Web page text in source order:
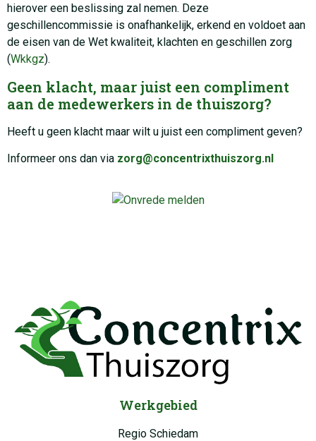
hierover een beslissing zal nemen. Deze
geschillencommissie is onafhankelijk, erkend en voldoet aan
de eisen van de Wet kwaliteit, klachten en geschillen zorg
(Wkkgz).
Geen klacht, maar juist een compliment
aan de medewerkers in de thuiszorg?
Heeft u geen klacht maar wilt u juist een compliment geven?
Informeer ons dan via zorg@concentrixthuiszorg.nl
Werkgebied
Regio Schiedam